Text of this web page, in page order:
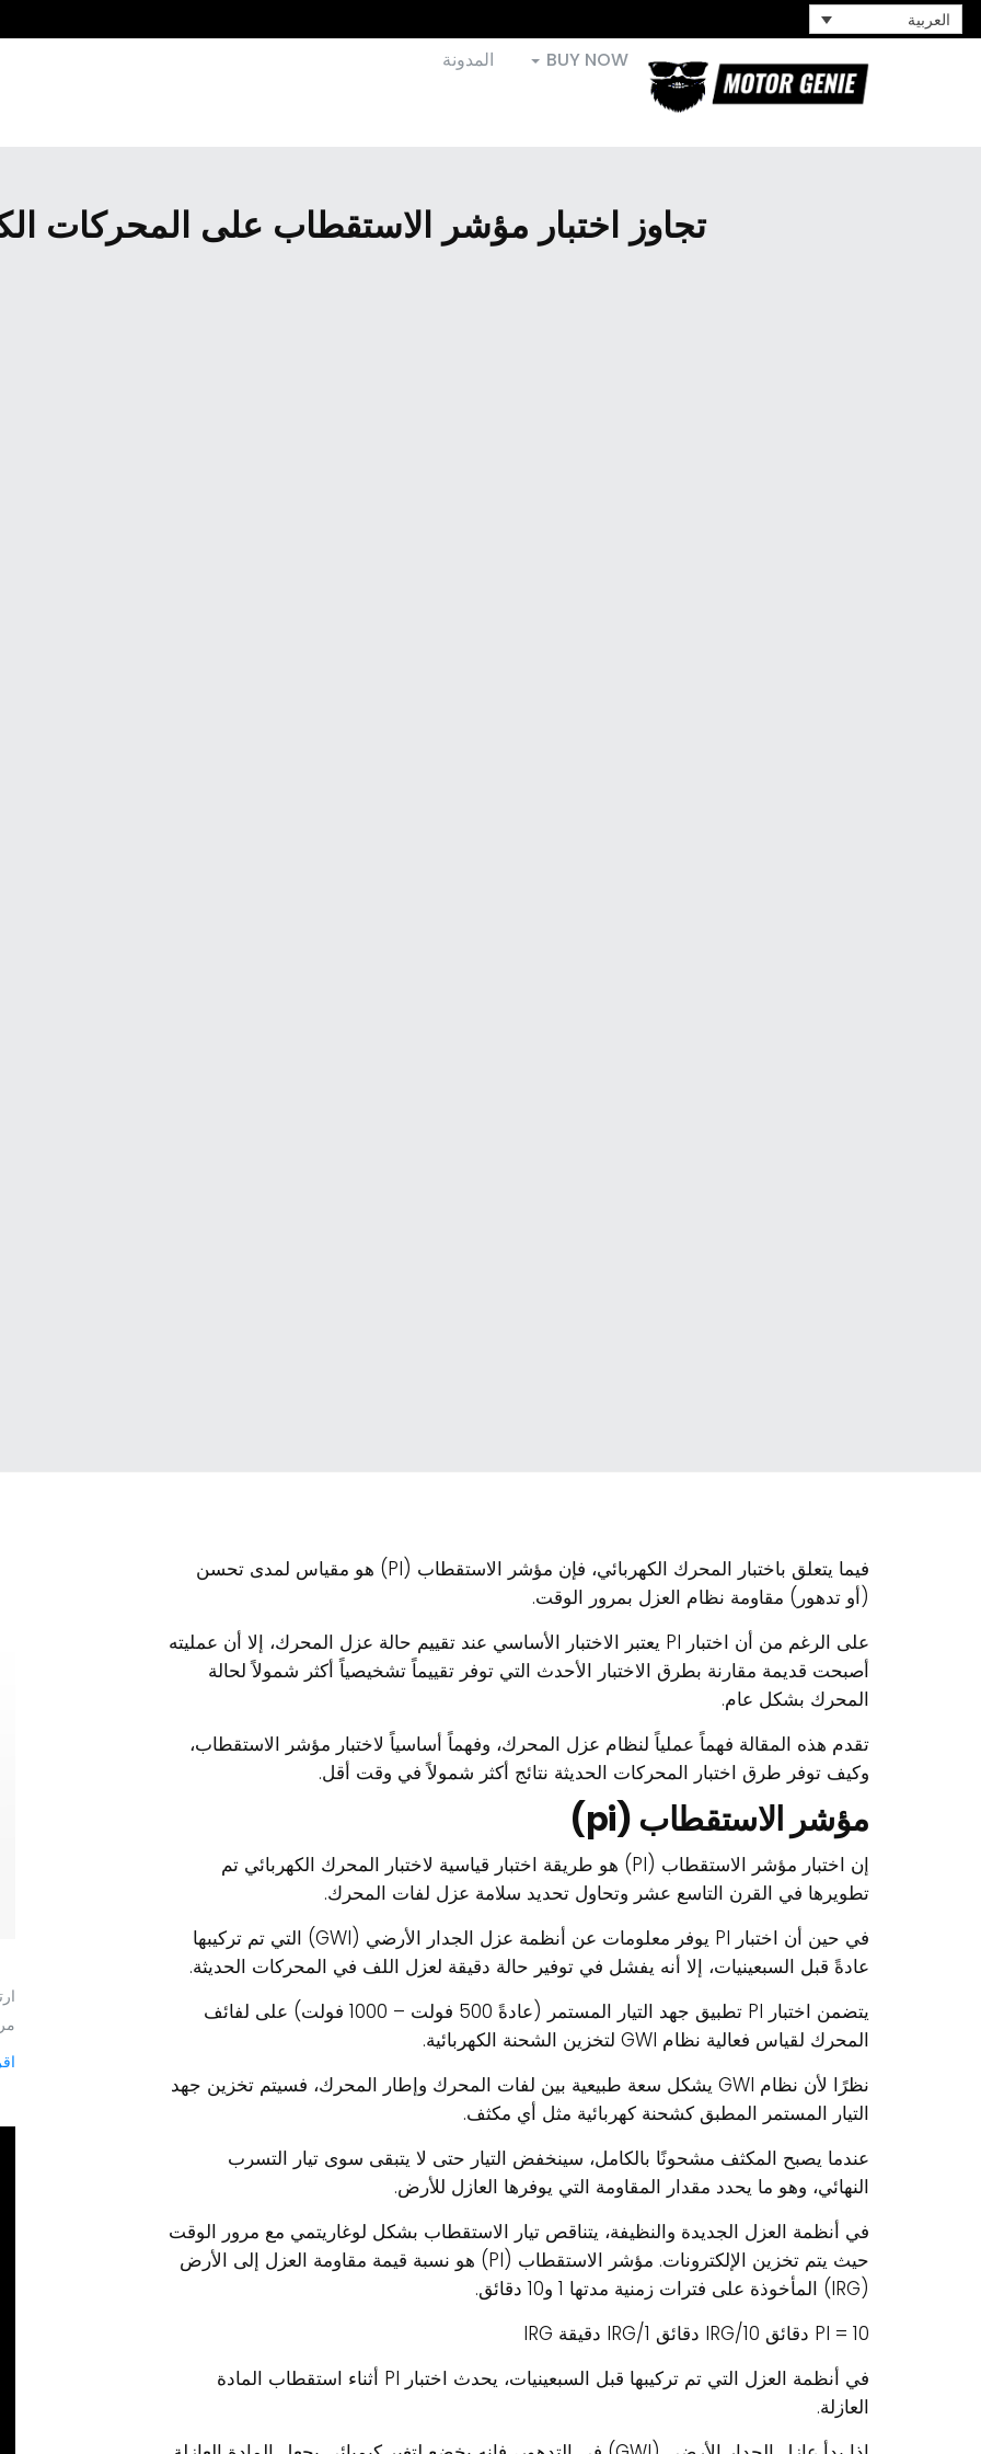
العربية
BUY NOW المدونة
تجاوز اختبار مؤشر الاستقطاب على المحركات
فيما يتعلق باختبار المحرك الكهربائي، فإن مؤشر الاستقطاب (PI) هو مقياس لمدى تحسن
(أو تدهور) مقاومة نظام العزل بمرور الوقت.
على الرغم من أن اختبار PI يعتبر الاختبار الأساسي عند تقييم حالة عزل المحرك، إلا أن عمليته
أصبحت قديمة مقارنة بطرق الاختبار الأحدث التي توفر تقييماً تشخيصياً أكثر شمولاً لحالة
المحرك بشكل عام.
تقدم هذه المقالة فهماً عملياً لنظام عزل المحرك، وفهماً أساسياً لاختبار مؤشر الاستقطاب،
وكيف توفر طرق اختبار المحركات الحديثة نتائج أكثر شمولاً في وقت أقل.
مؤشر الاستقطاب (pi)
إن اختبار مؤشر الاستقطاب (PI) هو طريقة اختبار قياسية لاختبار المحرك الكهربائي تم
تطويرها في القرن التاسع عشر وتحاول تحديد سلامة عزل لفات المحرك.
في حين أن اختبار PI يوفر معلومات عن أنظمة عزل الجدار الأرضي (GWI) التي تم تركيبها
عادةً قبل السبعينيات، إلا أنه يفشل في توفير حالة دقيقة لعزل اللف في المحركات الحديثة.
يتضمن اختبار PI تطبيق جهد التيار المستمر (عادةً 500 فولت – 1000 فولت) على لفائف
المحرك لقياس فعالية نظام GWI لتخزين الشحنة الكهربائية.
نظرًا لأن نظام GWI يشكل سعة طبيعية بين لفات المحرك وإطار المحرك، فسيتم تخزين جهد
التيار المستمر المطبق كشحنة كهربائية مثل أي مكثف.
عندما يصبح المكثف مشحونًا بالكامل، سينخفض التيار حتى لا يتبقى سوى تيار التسرب
النهائي، وهو ما يحدد مقدار المقاومة التي يوفرها العازل للأرض.
في أنظمة العزل الجديدة والنظيفة، يتناقص تيار الاستقطاب بشكل لوغاريتمي مع مرور الوقت
حيث يتم تخزين الإلكترونات. مؤشر الاستقطاب (PI) هو نسبة قيمة مقاومة العزل إلى الأرض
(IRG) المأخوذة على فترات زمنية مدتها 1 و10 دقائق.
PI = 10 دقائق IRG/10 دقائق IRG/1 دقيقة IRG
في أنظمة العزل التي تم تركيبها قبل السبعينيات، يحدث اختبار PI أثناء استقطاب المادة
العازلة.